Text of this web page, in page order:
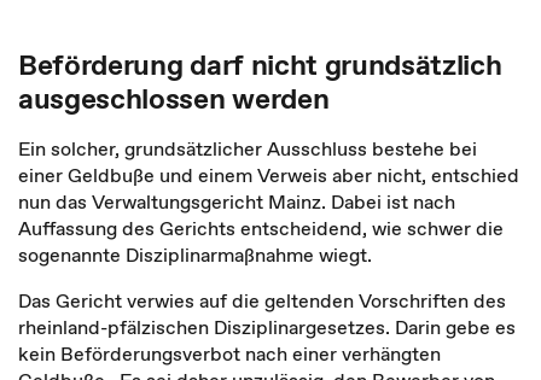
Beförderung darf nicht grundsätzlich
ausgeschlossen werden
Ein solcher, grundsätzlicher Ausschluss bestehe bei
einer Geldbuße und einem Verweis aber nicht, entschied
nun das Verwaltungsgericht Mainz. Dabei ist nach
Auffassung des Gerichts entscheidend, wie schwer die
sogenannte Disziplinarmaßnahme wiegt.
Das Gericht verwies auf die geltenden Vorschriften des
rheinland-pfälzischen Disziplinargesetzes. Darin gebe es
kein Beförderungsverbot nach einer verhängten